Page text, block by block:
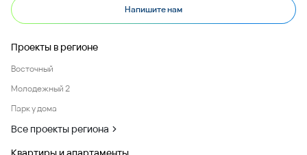
Напишите нам
Проекты в регионе
Восточный
Молодежный 2
Парк у дома
Все проекты региона
Квартиры и апартаменты